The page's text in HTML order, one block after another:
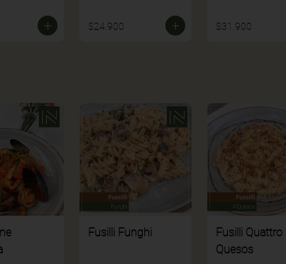
$24.900 $31.900
Fusilli Funghi
Fusilli Quattro
Quesos